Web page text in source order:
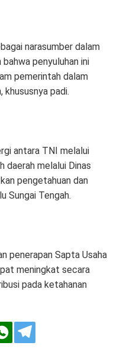
narasumber dalam
penyuluhan ini
pemerintah dalam
khususnya padi.
antara TNI melalui
daerah melalui Dinas
pengetahuan dan
Sungai Tengah.
penerapan Sapta Usaha
meningkat secara
pada ketahanan